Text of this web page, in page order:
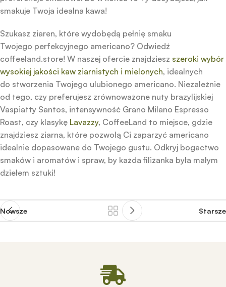
smakuje Twoja idealna kawa!
Szukasz ziaren, które wydobędą pełnię smaku
Twojego perfekcyjnego americano? Odwiedź
coffeeland.store! W naszej ofercie znajdziesz szeroki wybór
wysokiej jakości kaw ziarnistych i mielonych, idealnych
do stworzenia Twojego ulubionego americano. Niezależnie
od tego, czy preferujesz zrównoważone nuty brazylijskiej
Vaspiatty Santos, intensywność Grano Milano Espresso
Roast, czy klasykę Lavazzy, CoffeeLand to miejsce, gdzie
znajdziesz ziarna, które pozwolą Ci zaparzyć americano
idealnie dopasowane do Twojego gustu. Odkryj bogactwo
smaków i aromatów i spraw, by każda filiżanka była małym
dziełem sztuki!
Nowsze Starsze